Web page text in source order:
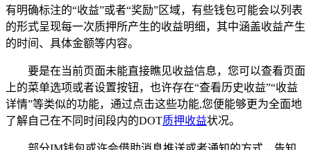
有明确标注的“收益”或者“奖励”区域，有些钱包可能会以列表
的形式呈现每一次质押所产生的收益明细，其中涵盖收益产生
的时间、具体金额等内容。
要是在当前页面未能直接瞧见收益信息，您可以查看页面
上的菜单选项或者设置按钮，也许存在“查看历史收益”“收益
详情”等类似的功能，通过点击这些功能,您便能够更为全面地
了解自己在不同时间段内的DOT质押收益状况。